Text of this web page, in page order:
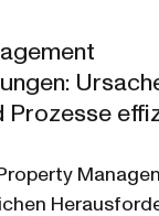
Prozesse